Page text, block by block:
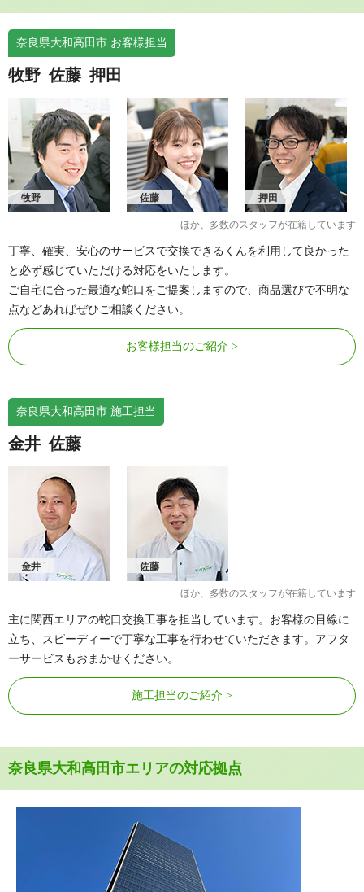
奈良県大和高田市 お客様担当
牧野 佐藤 押田
牧野 佐藤 押田
ほか、多数のスタッフが在籍しています
丁寧、確実、安心のサービスで交換できるくんを利用して良かった
と必ず感じていただける対応をいたします。
ご自宅に合った最適な蛇口をご提案しますので、商品選びで不明な
点などあればぜひご相談ください。
お客様担当のご紹介
奈良県大和高田市 施工担当
金井 佐藤
金井 佐藤
ほか、多数のスタッフが在籍しています
主に関西エリアの蛇口交換工事を担当しています。お客様の目線に
立ち、スピーディーで丁寧な工事を行わせていただきます。アフタ
ーサービスもおまかせください。
施工担当のご紹介
奈良県大和高田市エリアの対応拠点